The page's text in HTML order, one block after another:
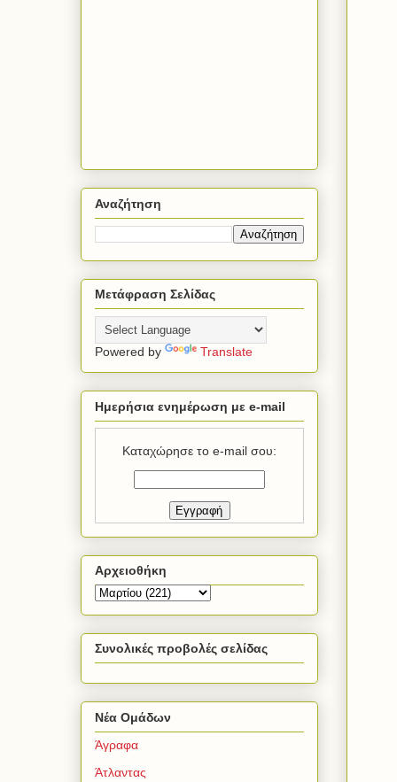
Αναζήτηση
Μετάφραση Σελίδας
Powered by Translate
Ημερήσια ενημέρωση με e-mail
Καταχώρησε το e-mail σου:
Αρχειοθήκη
Συνολικές προβολές σελίδας
Νέα Ομάδων
Άγραφα
Άτλαντας